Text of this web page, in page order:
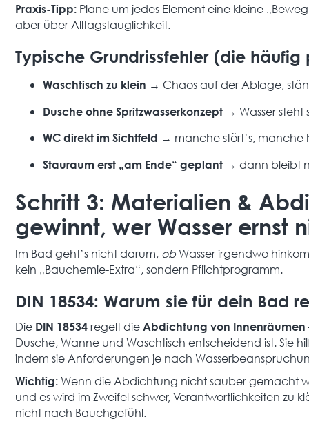
Praxis-Tipp: Plane um jedes Element eine kleine
aber über Alltagstauglichkeit.
Typische Grundrissfehler (die häufig
Waschtisch zu klein → Chaos auf der Ablage,
Dusche ohne Spritzwasserkonzept → Wasser steht
WC direkt im Sichtfeld → manche stört’s, manche
Stauraum erst „am Ende“ geplant → dann bleibt
Schritt 3: Materialien &
gewinnt, wer Wasser ernst
Im Bad geht’s nicht darum, obWasser irgendwo
kein „Bauchemie-Extra“, sondern Pflichtprogramm.
DIN 18534: Warum sie für dein Bad
Die DIN 18534 regelt die Abdichtung von Innenräumen
Dusche, Wanne und Waschtisch entscheidend ist. Sie
indem sie Anforderungen je nach
Wichtig: Wenn die Abdichtung nicht sauber gemacht
und es wird im Zweifel schwer, Verantwortlichkeiten zu
nicht nach Bauchgefühl.